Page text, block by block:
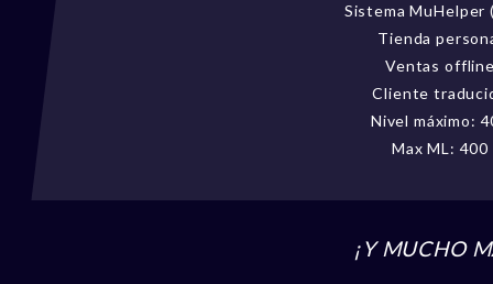
Sistema MuHelper
Tienda
Ventas
Cliente
Nivel máximo:
Max ML: 400
¡Y MUCHO